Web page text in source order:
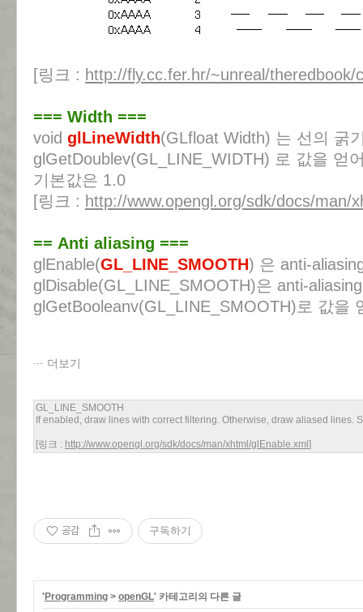
[링크 : http://fly.cc.fer.hr/~unreal/theredbook/
=== Width ===
void glLineWidth(GLfloat Width) 는 선의 굵
glGetDoublev(GL_LINE_WIDTH) 로 값을 얻
기본값은 1.0
[링크 : http://www.opengl.org/sdk/docs/man/
== Anti aliasing ===
glEnable(GL_LINE_SMOOTH) 은 anti-
glDisable(GL_LINE_SMOOTH)은 anti-
glGetBooleanv(GL_LINE_SMOOTH)로 값을
더보기
GL_LINE_SMOOTH
If enabled, draw lines with correct filtering. Otherwise, draw aliased lines.
[링크 : http://www.opengl.org/sdk/docs/man/xhtml/glEnable.xml ]
공감 구독하기
'Programming > openGL' 카테고리의 다른 글